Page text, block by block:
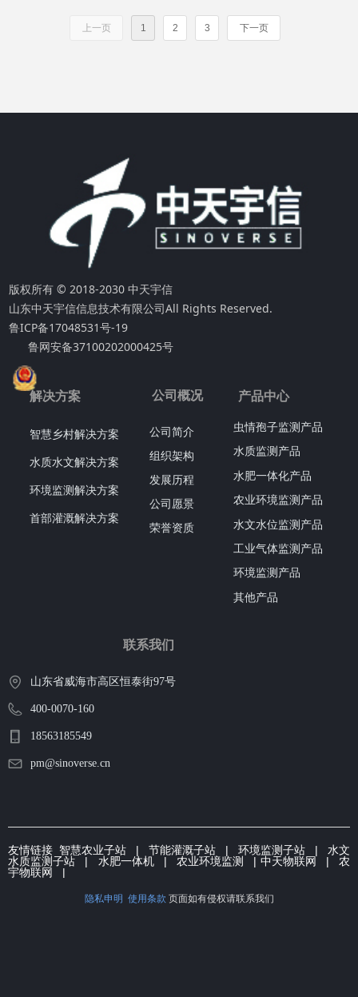
上一页 1 2 3 下一页
联系我们
山东省威海市高区恒泰街97号
400-0070-160
18563185549
pm@sinoverse.cn
隐私申明 使用条款 页面如有侵权请联系我们
版权所有 © 2018-2030 中天宇信
山东中天宇信信息技术有限公司All Rights Reserved.
鲁ICP备17048531号-19
鲁网安备37100202000425号
产品中心
虫情孢子监测产品
水质监测产品
水肥一体化产品
农业环境监测产品
水文水位监测产品
工业气体监测产品
环境监测产品
其他产品
智慧乡村解决方案
水质水文解决方案
环境监测解决方案
首部灌溉解决方案
解决方案
公司简介
组织架构
发展历程
公司愿景
荣誉资质
公司概况
友情链接 智慧农业子站 | 节能灌溉子站 | 环境监测子站 | 水文
水质监测子站 | 水肥一体机| 农业环境监测 | 中天物联网 | 农
宇物联网
|